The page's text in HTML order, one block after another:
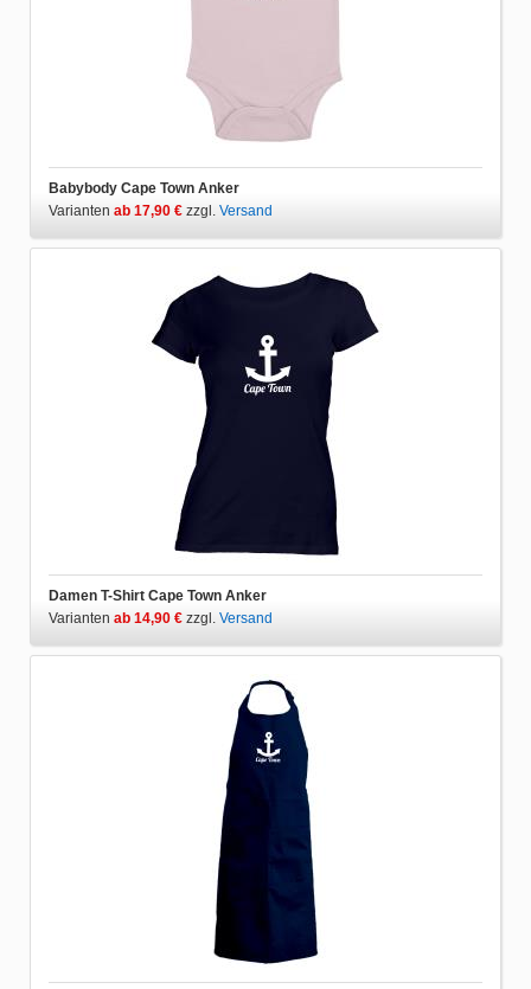
Babybody Cape Town Anker
Varianten ab 17,90 € zzgl. Versand
Damen T-Shirt Cape Town Anker
Varianten ab 14,90 € zzgl. Versand